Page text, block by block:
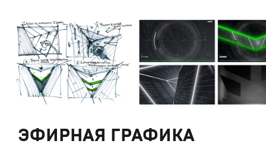
ЭФИРНАЯ ГРАФИКА